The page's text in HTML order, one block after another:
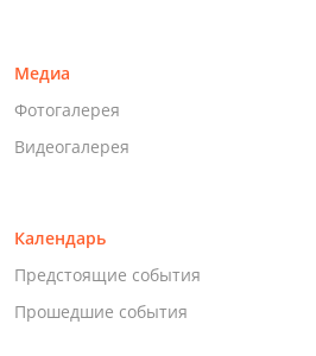
Медиа
Фотогалерея
Видеогалерея
Календарь
Предстоящие события
Прошедшие события